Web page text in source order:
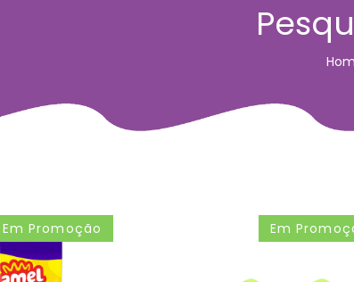
Em Promoção Em